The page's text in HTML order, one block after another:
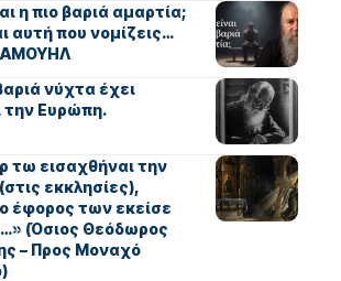
η πιο βαριά αμαρτία;
αυτή που νομίζεις…
νύχτα έχει
την Ευρώπη.
τω εισαχθήναι την
εκκλησίες),
έφορος των εκείσε
(Όσιος Θεόδωρος
– Προς Μοναχό